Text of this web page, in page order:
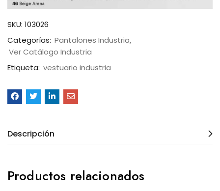
SKU: 103026
Categorías: Pantalones Industria
Ver Catálogo Industria
Etiqueta: vestuario industria
Descripción
Productos relacionados